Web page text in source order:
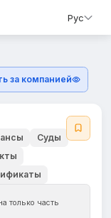
Рус
за компанией
Суды
только часть